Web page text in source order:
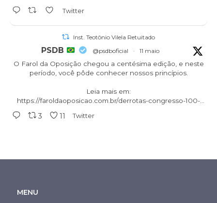
Twitter
Inst. Teotônio Vilela Retuitado
PSDB @psdboficial · 11 maio
O Farol da Oposição chegou a centésima edição, e neste
período, você pôde conhecer nossos princípios.
Leia mais em:
https://faroldaoposicao.com.br/derrotas-congresso-100-
3 11 Twitter
MENU